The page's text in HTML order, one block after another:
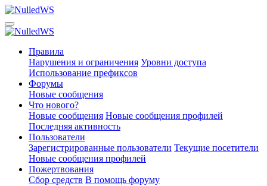
Правила
Нарушения и ограничения Уровни доступа
Использование префиксов
Форумы
Новые сообщения
Что нового?
Новые сообщения Новые сообщения профилей
Последняя активность
Пользователи
Зарегистрированные пользователи Текущие посетители
Новые сообщения профилей
Пожертвования
Сбор средств В помощь форуму